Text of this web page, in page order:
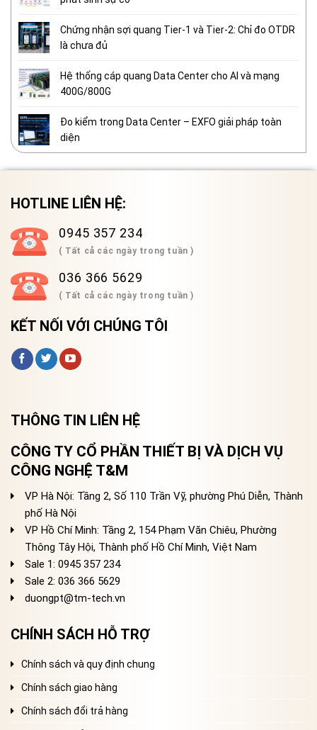
Chứng nhận sợi quang Tier-1 và Tier-2: Chỉ đo OTDR
là chưa đủ
Hệ thống cáp quang Data Center cho AI và mạng
400G/800G
Đo kiểm trong Data Center – EXFO giải pháp toàn
diện
HOTLINE LIÊN HỆ:
0945 357 234
( Tất cả các ngày trong tuần )
036 366 5629
( Tất cả các ngày trong tuần )
KẾT NỐI VỚI CHÚNG TÔI
THÔNG TIN LIÊN HỆ
CÔNG TY CỔ PHẦN THIẾT BỊ VÀ DỊCH VỤ
CÔNG NGHỆ T&M
VP Hà Nội: Tầng 2, Số 110 Trần Vỹ, phường Phú Diễn, Thành
phố Hà Nội
VP Hồ Chí Minh: Tầng 2, 154 Phạm Văn Chiêu, Phường
Thông Tây Hội, Thành phố Hồ Chí Minh, Việt Nam
Sale 1: 0945 357 234
Sale 2: 036 366 5629
duongpt@tm-tech.vn
CHÍNH SÁCH HỖ TRỢ
Chính sách và quy định chung
Chính sách giao hàng
Chính sách đổi trả hàng